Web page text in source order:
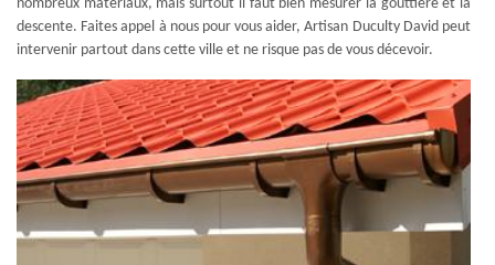
nombreux matériaux, mais surtout il faut bien mesurer la gouttière et la
descente. Faites appel à nous pour vous aider, Artisan Duculty David peut
intervenir partout dans cette ville et ne risque pas de vous décevoir.